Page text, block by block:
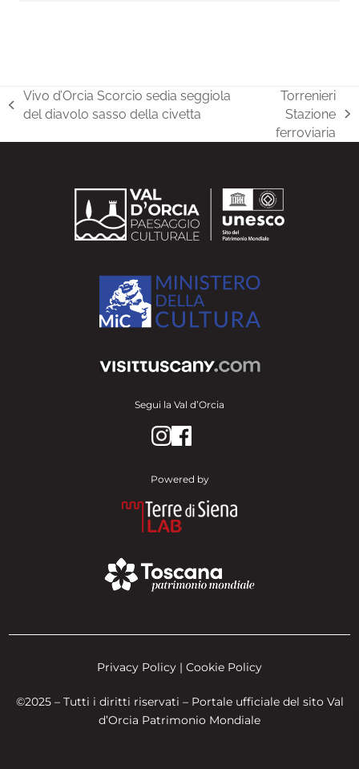
post
Vivo d’Orcia Scorcio sedia seggiola
del diavolo sasso della civetta
articolo
successivo:
Torrenieri
Stazione
ferroviaria
Segui la Val d’Orcia
Powered by
Privacy Policy | Cookie Policy
©2025 – Tutti i diritti riservati – Portale ufficiale del sito Val
d’Orcia Patrimonio Mondiale